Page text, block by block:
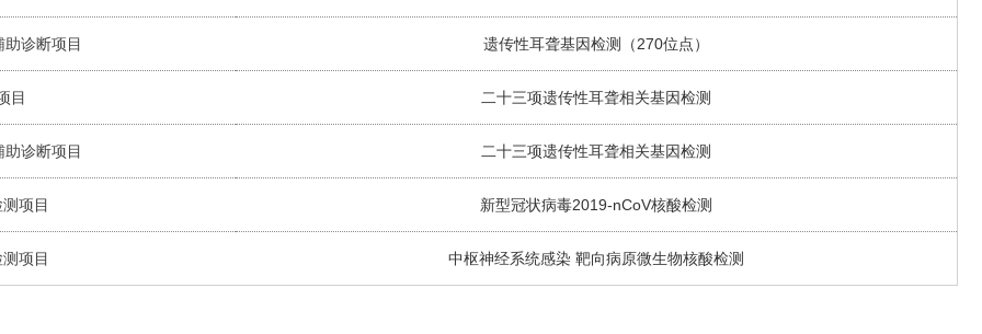
诊断项目 遗传性耳聋基因检测（270位点）
目 二十三项遗传性耳聋相关基因检测
诊断项目 二十三项遗传性耳聋相关基因检测
项目 新型冠状病毒2019-nCoV核酸检测
项目 中枢神经系统感染 靶向病原微生物核酸检测